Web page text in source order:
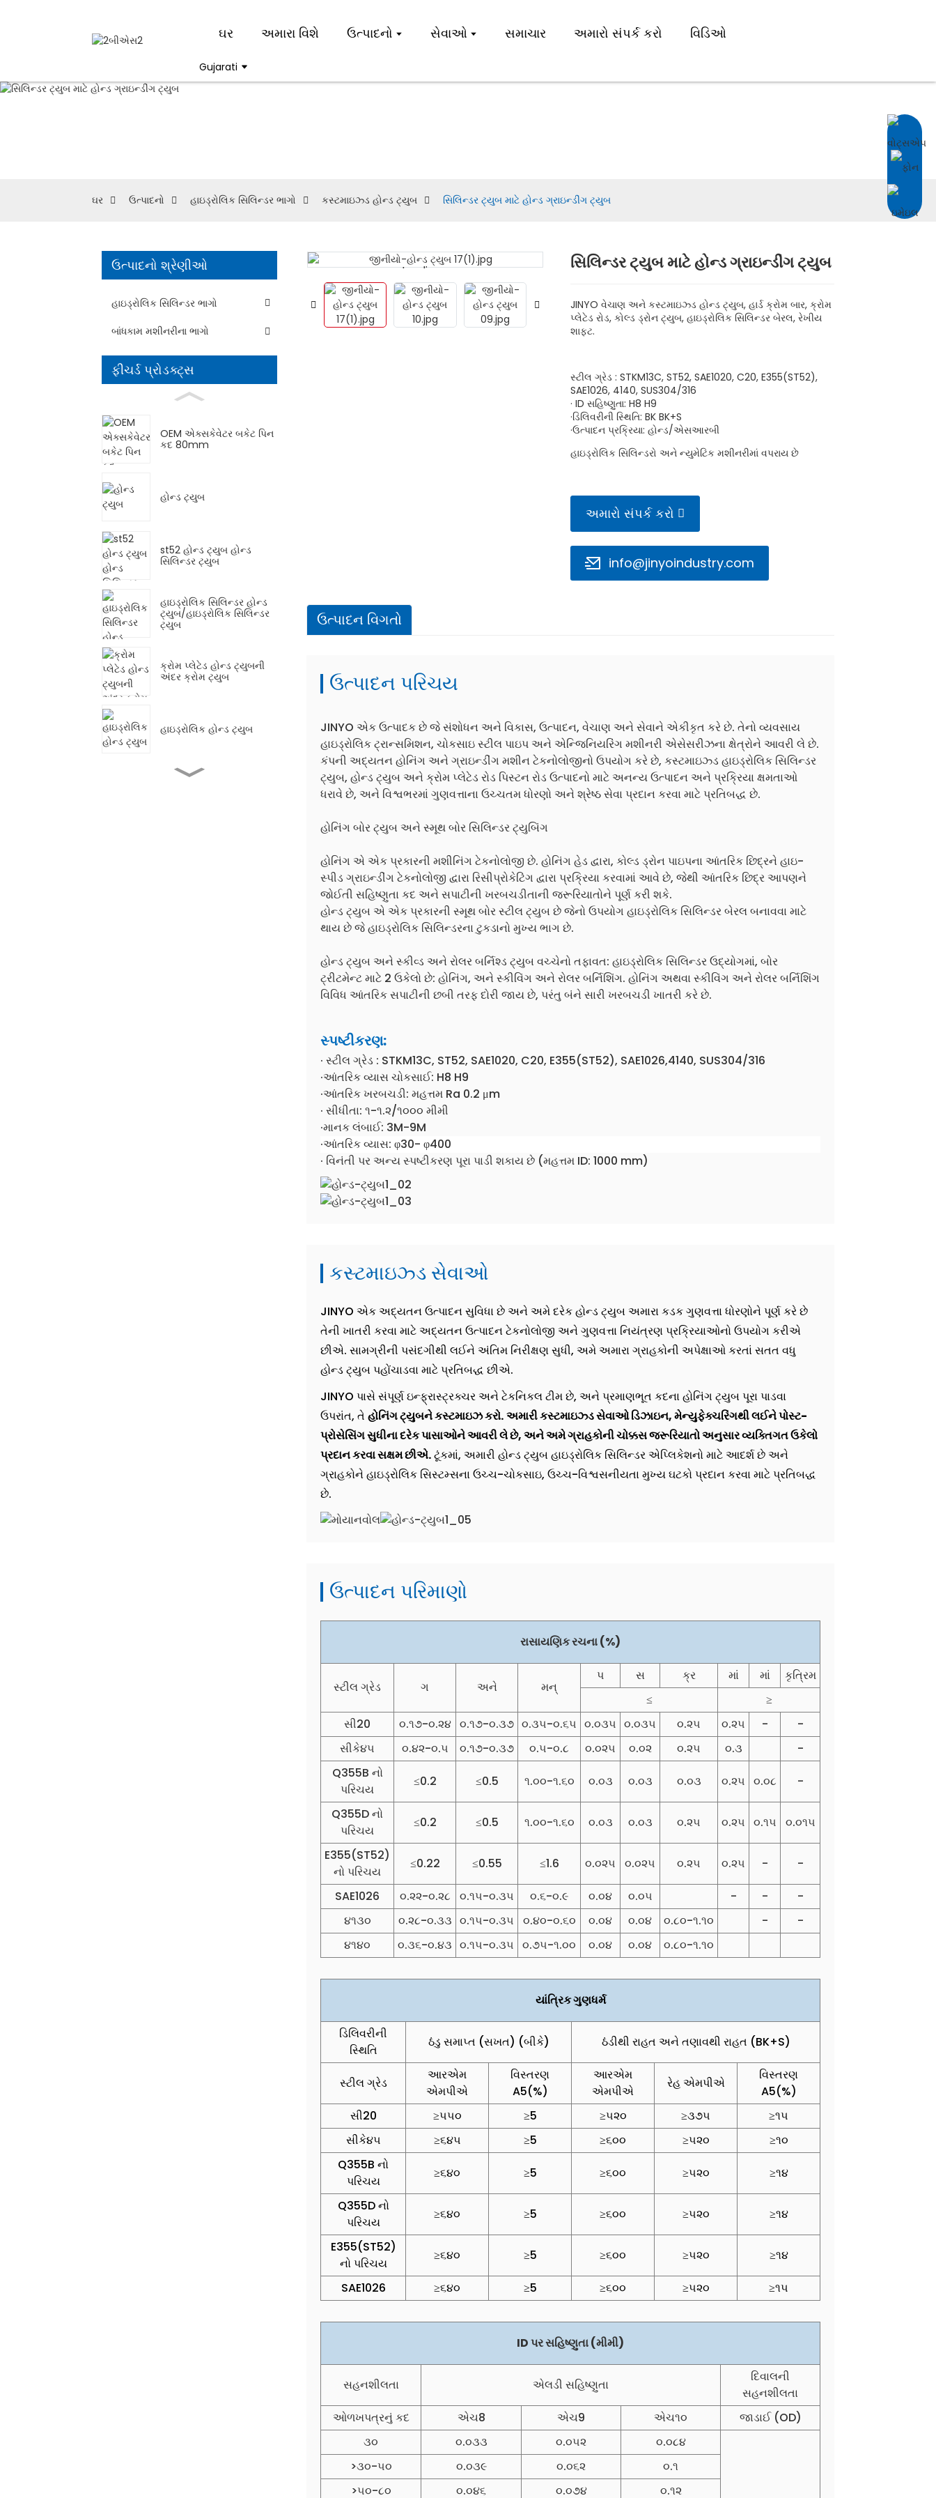
ઘર અમારા વિશે ઉત્પાદનો સેવાઓ સમાચાર અમારો સંપર્ક કરો વિડિઓ
Gujarati
ઘર ઉત્પાદનો હાઇડ્રોલિક સિલિન્ડર ભાગો કસ્ટમાઇઝ્ડ હોન્ડ ટ્યુબ સિલિન્ડર ટ્યુબ માટે હોન્ડ ગ્રાઇન્ડીંગ ટ્યુબ
ઉત્પાદનો શ્રેણીઓ
હાઇડ્રોલિક સિલિન્ડર ભાગો
બાંધકામ મશીનરીના ભાગો
ફીચર્ડ પ્રોડક્ટ્સ
OEM એક્સકેવેટર બકેટ પિન
કદ 80mm
હોન્ડ ટ્યુબ
st52 હોન્ડ ટ્યુબ હોન્ડ
સિલિન્ડર ટ્યુબ
હાઇડ્રોલિક સિલિન્ડર હોન્ડ
ટ્યુબ/હાઇડ્રોલિક સિલિન્ડર
ટ્યુબ
ક્રોમ પ્લેટેડ હોન્ડ ટ્યુબની
અંદર ક્રોમ ટ્યુબ
હાઇડ્રોલિક હોન્ડ ટ્યુબ
સિલિન્ડર ટ્યુબ માટે હોન્ડ
Loading...
Loading... Loading...
Loading... Loading...
Loading...
સિલિન્ડર ટ્યુબ માટે હોન્ડ ગ્રાઇન્ડીંગ ટ્યુબ
JINYO વેચાણ અને કસ્ટમાઇઝ્ડ હોન્ડ ટ્યુબ, હાર્ડ ક્રોમ બાર, ક્રોમ
પ્લેટેડ રોડ, કોલ્ડ ડ્રોન ટ્યુબ, હાઇડ્રોલિક સિલિન્ડર બેરલ, રેખીય
શાફ્ટ.
સ્ટીલ ગ્રેડ : STKM13C, ST52, SAE1020, C20, E355(ST52),
SAE1026, 4140, SUS304/316
· ID સહિષ્ણુતા: H8 H9
·ડિલિવરીની સ્થિતિ: BK BK+S
·ઉત્પાદન પ્રક્રિયા: હોન્ડ/એસઆરબી
હાઇડ્રોલિક સિલિન્ડરો અને ન્યુમેટિક મશીનરીમાં વપરાય છે
અમારો સંપર્ક કરો
info@jinyoindustry.com
ઉત્પાદન વિગતો
ઉત્પાદન પરિચય
JINYO એક ઉત્પાદક છે જે સંશોધન અને વિકાસ, ઉત્પાદન, વેચાણ અને સેવાને એકીકૃત કરે છે. તેનો વ્યવસાય
હાઇડ્રોલિક ટ્રાન્સમિશન, ચોકસાઇ સ્ટીલ પાઇપ અને એન્જિનિયરિંગ મશીનરી એસેસરીઝના ક્ષેત્રોને આવરી લે છે.
કંપની અદ્યતન હોનિંગ અને ગ્રાઇન્ડીંગ મશીન ટેકનોલોજીનો ઉપયોગ કરે છે, કસ્ટમાઇઝ્ડ હાઇડ્રોલિક સિલિન્ડર
ટ્યુબ, હોન્ડ ટ્યુબ અને ક્રોમ પ્લેટેડ રોડ પિસ્ટન રોડ ઉત્પાદનો માટે અનન્ય ઉત્પાદન અને પ્રક્રિયા ક્ષમતાઓ
ધરાવે છે, અને વિશ્વભરમાં ગુણવત્તાના ઉચ્ચતમ ધોરણો અને શ્રેષ્ઠ સેવા પ્રદાન કરવા માટે પ્રતિબદ્ધ છે.
હોનિંગ બોર ટ્યુબ અને સ્મૂથ બોર સિલિન્ડર ટ્યુબિંગ
હોનિંગ એ એક પ્રકારની મશીનિંગ ટેકનોલોજી છે. હોનિંગ હેડ દ્વારા, કોલ્ડ ડ્રોન પાઇપના આંતરિક છિદ્રને હાઇ-
સ્પીડ ગ્રાઇન્ડીંગ ટેકનોલોજી દ્વારા રિસીપ્રોકેટિંગ દ્વારા પ્રક્રિયા કરવામાં આવે છે, જેથી આંતરિક છિદ્ર આપણને
જોઈતી સહિષ્ણુતા કદ અને સપાટીની ખરબચડીતાની જરૂરિયાતોને પૂર્ણ કરી શકે.
હોન્ડ ટ્યુબ એ એક પ્રકારની સ્મૂથ બોર સ્ટીલ ટ્યુબ છે જેનો ઉપયોગ હાઇડ્રોલિક સિલિન્ડર બેરલ બનાવવા માટે
થાય છે જે હાઇડ્રોલિક સિલિન્ડરના ટુકડાનો મુખ્ય ભાગ છે.
હોન્ડ ટ્યુબ અને સ્કીવ્ડ અને રોલર બર્નિશ્ડ ટ્યુબ વચ્ચેનો તફાવત: હાઇડ્રોલિક સિલિન્ડર ઉદ્યોગમાં, બોર
ટ્રીટમેન્ટ માટે 2 ઉકેલો છે: હોનિંગ, અને સ્કીવિંગ અને રોલર બર્નિશિંગ. હોનિંગ અથવા સ્કીવિંગ અને રોલર બર્નિશિંગ
વિવિધ આંતરિક સપાટીની છબી તરફ દોરી જાય છે, પરંતુ બંને સારી ખરબચડી ખાતરી કરે છે.
સ્પષ્ટીકરણ:
· સ્ટીલ ગ્રેડ : STKM13C, ST52, SAE1020, C20, E355(ST52), SAE1026,4140, SUS304/316
·આંતરિક વ્યાસ ચોકસાઈ: H8 H9
·આંતરિક ખરબચડી: મહત્તમ Ra 0.2 μm
· સીધીતા: ૧-૧.૨/૧૦૦૦ મીમી
·માનક લંબાઈ: 3M-9M
·આંતરિક વ્યાસ: φ30- φ400
· વિનંતી પર અન્ય સ્પષ્ટીકરણ પૂરા પાડી શકાય છે (મહત્તમ ID: 1000 mm)
કસ્ટમાઇઝ્ડ સેવાઓ
JINYO એક અદ્યતન ઉત્પાદન સુવિધા છે અને અમે દરેક હોન્ડ ટ્યુબ અમારા કડક ગુણવત્તા ધોરણોને પૂર્ણ કરે છે
તેની ખાતરી કરવા માટે અદ્યતન ઉત્પાદન ટેકનોલોજી અને ગુણવત્તા નિયંત્રણ પ્રક્રિયાઓનો ઉપયોગ કરીએ
છીએ. સામગ્રીની પસંદગીથી લઈને અંતિમ નિરીક્ષણ સુધી, અમે અમારા ગ્રાહકોની અપેક્ષાઓ કરતાં સતત વધુ
હોન્ડ ટ્યુબ પહોંચાડવા માટે પ્રતિબદ્ધ છીએ.
JINYO પાસે સંપૂર્ણ ઇન્ફ્રાસ્ટ્રક્ચર અને ટેકનિકલ ટીમ છે, અને પ્રમાણભૂત કદના હોનિંગ ટ્યુબ પૂરા પાડવા
ઉપરાંત, તે હોનિંગ ટ્યુબને કસ્ટમાઇઝ કરો.અમારી કસ્ટમાઇઝ્ડ સેવાઓ ડિઝાઇન, મેન્યુફેક્ચરિંગથી લઈને પોસ્ટ-
પ્રોસેસિંગ સુધીના દરેક પાસાઓને આવરી લે છે, અને અમે ગ્રાહકોની ચોક્કસ જરૂરિયાતો અનુસાર વ્યક્તિગત ઉકેલો
પ્રદાન કરવા સક્ષમ છીએ.ટૂંકમાં, અમારી હોન્ડ ટ્યુબ હાઇડ્રોલિક સિલિન્ડર એપ્લિકેશનો માટે આદર્શ છે અને
ગ્રાહકોને હાઇડ્રોલિક સિસ્ટમ્સના ઉચ્ચ-ચોકસાઇ, ઉચ્ચ-વિશ્વસનીયતા મુખ્ય ઘટકો પ્રદાન કરવા માટે પ્રતિબદ્ધ
છે.
ઉત્પાદન પરિમાણો
રાસાયણિક રચના (%)
સ્ટીલ ગ્રેડ ગ અને મન્
પ સ ક્ર માં માં
કૃત્રિમ
≤
≥
સી20
૦.૧૭-૦.૨૪ ૦.૧૭-૦.૩૭ ૦.૩૫-૦.૬૫ ૦.૦૩૫ ૦.૦૩૫ ૦.૨૫ ૦.૨૫ -
-
સીકે૪૫
૦.૪૨-૦.૫ ૦.૧૭-૦.૩૭ ૦.૫-૦.૮ ૦.૦૨૫ ૦.૦૨ ૦.૨૫ ૦.૩
-
Q355B નો
પરિચય
≤0.2 ≤0.5 ૧.૦૦-૧.૬૦ ૦.૦૩ ૦.૦૩ ૦.૦૩ ૦.૨૫ ૦.૦૮ -
Q355D નો
પરિચય
≤0.2 ≤0.5 ૧.૦૦-૧.૬૦ ૦.૦૩ ૦.૦૩ ૦.૨૫ ૦.૨૫ ૦.૧૫ ૦.૦૧૫
E355(ST52)
નો પરિચય
≤0.22 ≤0.55 ≤1.6 ૦.૦૨૫ ૦.૦૨૫ ૦.૨૫ ૦.૨૫ - -
SAE1026 ૦.૨૨-૦.૨૮ ૦.૧૫-૦.૩૫ ૦.૬-૦.૯ ૦.૦૪ ૦.૦૫ - -
-
૪૧૩૦
૦.૨૮-૦.૩૩ ૦.૧૫-૦.૩૫ ૦.૪૦-૦.૬૦ ૦.૦૪ ૦.૦૪ ૦.૮૦-૧.૧૦ -
-
૪૧૪૦
૦.૩૬-૦.૪૩ ૦.૧૫-૦.૩૫ ૦.૭૫-૧.૦૦ ૦.૦૪ ૦.૦૪ ૦.૮૦-૧.૧૦
યાંત્રિક ગુણધર્મ
ડિલિવરીની
સ્થિતિ
ઠંડુ સમાપ્ત (સખત) (બીકે) ઠંડીથી રાહત અને તણાવથી રાહત (BK+S)
સ્ટીલ ગ્રેડ
આરએમ
એમપીએ
વિસ્તરણ
A5(%)
આરએમ
એમપીએ
રેહ એમપીએ
વિસ્તરણ
A5(%)
સી20
≥૫૫૦ ≥5 ≥૫૨૦ ≥૩૭૫
≥૧૫
સીકે૪૫
≥૬૪૫ ≥5 ≥૬૦૦ ≥૫૨૦
≥૧૦
Q355B નો
પરિચય
≥૬૪૦ ≥5 ≥૬૦૦ ≥૫૨૦ ≥૧૪
Q355D નો
પરિચય
≥૬૪૦ ≥5 ≥૬૦૦ ≥૫૨૦ ≥૧૪
E355(ST52)
નો પરિચય
≥૬૪૦ ≥5 ≥૬૦૦ ≥૫૨૦ ≥૧૪
SAE1026 ≥૬૪૦ ≥5 ≥૬૦૦ ≥૫૨૦ ≥૧૫
ID પર સહિષ્ણુતા (મીમી)
સહનશીલતા એલડી સહિષ્ણુતા
દિવાલની
સહનશીલતા
ઓળખપત્રનું કદ
એચ8 એચ9 એચ૧૦
જાડાઈ (OD)
૩૦
૦.૦૩૩ ૦.૦૫૨
૦.૦૮૪
>૩૦-૫૦
૦.૦૩૯ ૦.૦૬૨
૦.૧
>૫૦-૮૦
૦.૦૪૬ ૦.૦૭૪ ૦.૧૨